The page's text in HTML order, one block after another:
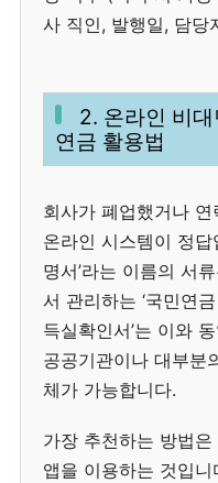
사 직인, 발행일, 담당
2. 온라인 비
연금 활용법
회사가 폐업했거나
온라인 시스템이 정답
명서’라는 이름의 서
서 관리하는 ‘국민연
득실확인서’는 이와
공공기관이나 대부분
체가 가능합니다.
가장 추천하는 방법은
앱을 이용하는 것입